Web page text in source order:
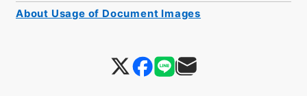
About Usage of Document Images